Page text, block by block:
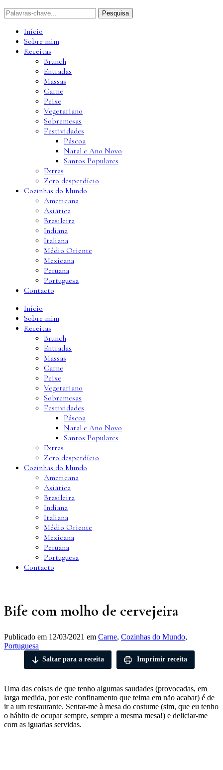
Início
Sobre mim
Receitas
Brunch
Entradas
Massas
Carne
Peixe
Vegetariano
Sobremesas
Festividades
Páscoa
Natal e Ano Novo
Santos Populares
Extras
Zero desperdício
Cozinhas do Mundo
Americana
Asiática
Brasileira
Indiana
Italiana
Médio Oriente
Mexicana
Peruana
Portuguesa
Contacto
Início
Sobre mim
Receitas
Brunch
Entradas
Massas
Carne
Peixe
Vegetariano
Sobremesas
Festividades
Páscoa
Natal e Ano Novo
Santos Populares
Extras
Zero desperdício
Cozinhas do Mundo
Americana
Asiática
Brasileira
Indiana
Italiana
Médio Oriente
Mexicana
Peruana
Portuguesa
Contacto
Bife com molho de cervejeira
Publicado em 12/03/2021 em Carne, Cozinhas do Mundo,
Portuguesa
Saltar para a receita Imprimir receita
Uma das coisas de que tenho algumas saudades (provocadas, em
larga medida, por este confinamento que teima em não acabar) é de
ir a um restaurante. Sentar-me à mesa do costume (sim, que eu tenho
o hábito de ocupar sempre, sempre a mesma mesa!) e deliciar-me
com as iguarias servidas.